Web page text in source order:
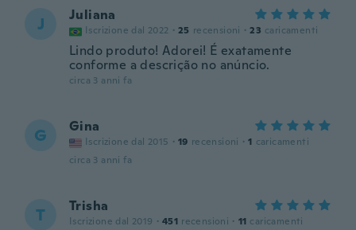
J Juliana
Iscrizione dal 2022 · 25 recensioni · 23 caricamenti
Lindo produto! Adorei! É exatamente
conforme a descrição no anúncio.
circa 3 anni fa
G Gina
Iscrizione dal 2015 · 19 recensioni · 1 caricamenti
circa 3 anni fa
T Trisha
Iscrizione dal 2019 · 451 recensioni · 11 caricamenti